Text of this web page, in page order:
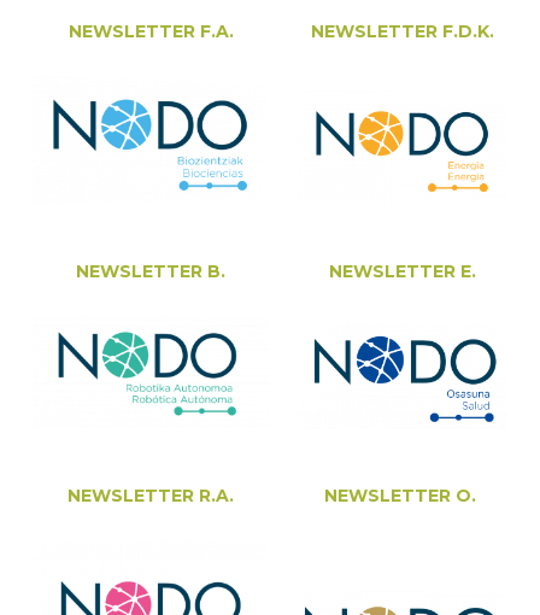
NEWSLETTER F.A. NEWSLETTER F.D.K.
NEWSLETTER B. NEWSLETTER E.
NEWSLETTER R.A. NEWSLETTER O.